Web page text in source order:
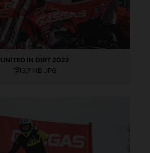
UNITED IN DIRT 2022
3,7 MB .JPG